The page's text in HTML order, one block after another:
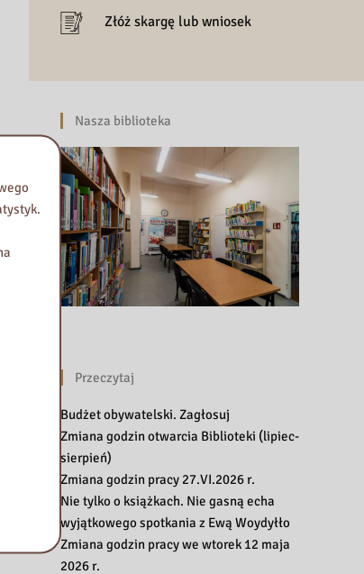
Złóż skargę lub wniosek
Nasza biblioteka
Przeczytaj
Budżet obywatelski. Zagłosuj
Zmiana godzin otwarcia Biblioteki (lipiec-
sierpień)
Zmiana godzin pracy 27.VI.2026 r.
Nie tylko o książkach. Nie gasną echa
wyjątkowego spotkania z Ewą Woydyłło
Zmiana godzin pracy we wtorek 12 maja
2026 r.